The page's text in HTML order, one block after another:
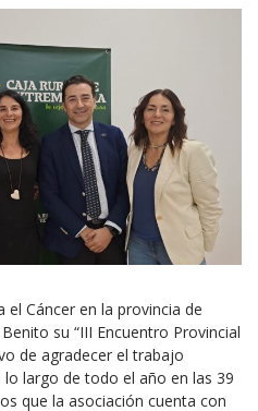
el Cáncer en la provincia de
su “III Encuentro Provincial
de agradecer el trabajo
largo de todo el año en las 39
que la asociación cuenta con